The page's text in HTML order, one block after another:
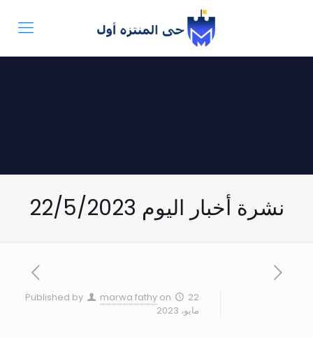
نشرة أخبار اليوم 22/5/2023
Published by marwa fathy on
22
مايو، 2023